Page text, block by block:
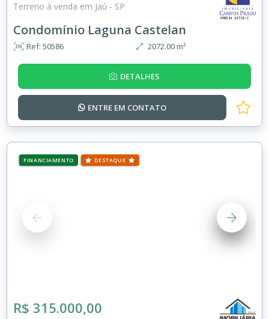
Terreno à venda em Jaú - SP
Condomínio Laguna Castelan
Ref: 50586 2072.00 m²
DETALHES
ENTRE EM CONTATO
FINANCIAMENTO DESTAQUE
R$ 315.000,00